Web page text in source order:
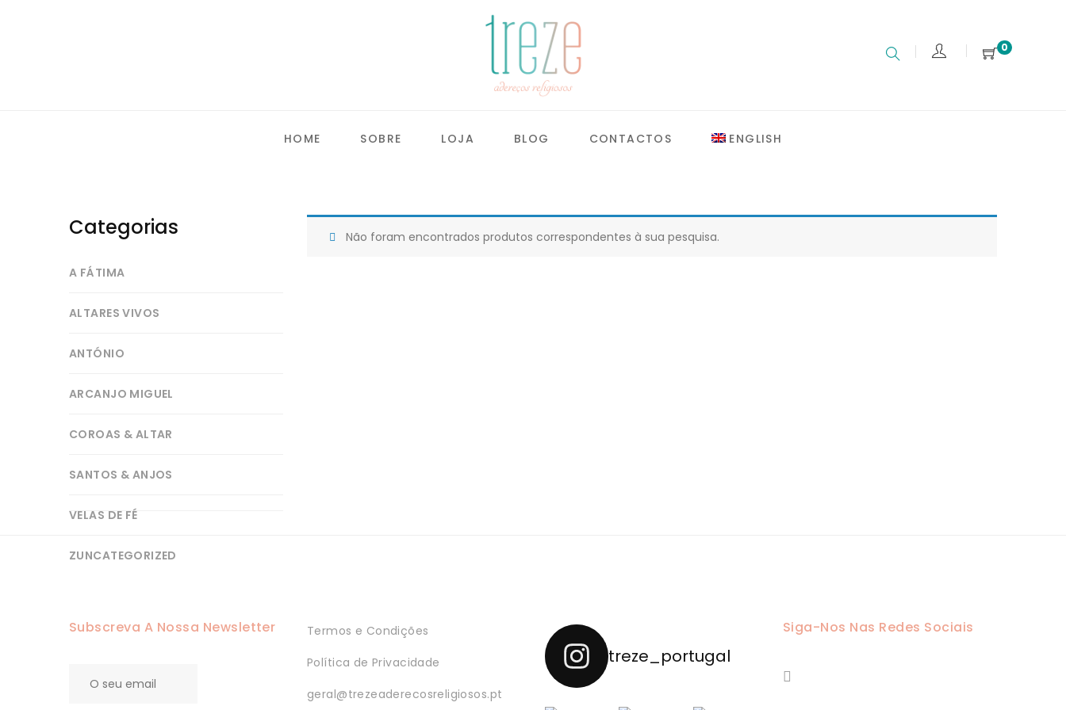
0
HOME SOBRE LOJA BLOG CONTACTOS ENGLISH
Categorias
A FÁTIMA
ALTARES VIVOS
ANTÓNIO
ARCANJO MIGUEL
COROAS & ALTAR
SANTOS & ANJOS
VELAS DE FÉ
ZUNCATEGORIZED
Não foram encontrados produtos correspondentes à sua pesquisa.
Subscreva A Nossa Newsletter
Termos e Condições
Política de Privacidade
geral@trezeaderecosreligiosos.pt
treze_portugal
Siga-Nos Nas Redes Sociais